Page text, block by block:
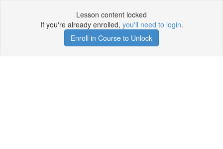
Lesson content locked
If you're already enrolled, you'll need to login.
Enroll in Course to Unlock